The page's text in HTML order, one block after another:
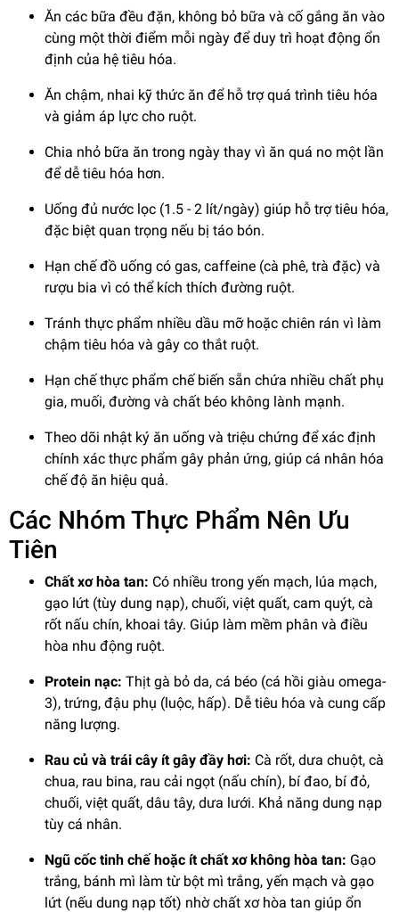
Ăn các bữa đều đặn, không bỏ bữa và cố gắng ăn vào
cùng một thời điểm mỗi ngày để duy trì hoạt động ổn
định của hệ tiêu hóa.
Ăn chậm, nhai kỹ thức ăn để hỗ trợ quá trình tiêu hóa
và giảm áp lực cho ruột.
Chia nhỏ bữa ăn trong ngày thay vì ăn quá no một lần
để dễ tiêu hóa hơn.
Uống đủ nước lọc (1.5 - 2 lít/ngày) giúp hỗ trợ tiêu hóa,
đặc biệt quan trọng nếu bị táo bón.
Hạn chế đồ uống có gas, caffeine (cà phê, trà đặc) và
rượu bia vì có thể kích thích đường ruột.
Tránh thực phẩm nhiều dầu mỡ hoặc chiên rán vì làm
chậm tiêu hóa và gây co thắt ruột.
Hạn chế thực phẩm chế biến sẵn chứa nhiều chất phụ
gia, muối, đường và chất béo không lành mạnh.
Theo dõi nhật ký ăn uống và triệu chứng để xác định
chính xác thực phẩm gây phản ứng, giúp cá nhân hóa
chế độ ăn hiệu quả.
Các Nhóm Thực Phẩm Nên Ưu
Tiên
Chất xơ hòa tan: Có nhiều trong yến mạch, lúa mạch,
gạo lứt (tùy dung nạp), chuối, việt quất, cam quýt, cà
rốt nấu chín, khoai tây. Giúp làm mềm phân và điều
hòa nhu động ruột.
Protein nạc: Thịt gà bỏ da, cá béo (cá hồi giàu omega-
3), trứng, đậu phụ (luộc, hấp). Dễ tiêu hóa và cung cấp
năng lượng.
Rau củ và trái cây ít gây đầy hơi: Cà rốt, dưa chuột, cà
chua, rau bina, rau cải ngọt (nấu chín), bí đao, bí đỏ,
chuối, việt quất, dâu tây, dưa lưới. Khả năng dung nạp
tùy cá nhân.
Ngũ cốc tinh chế hoặc ít chất xơ không hòa tan: Gạo
trắng, bánh mì làm từ bột mì trắng, yến mạch và gạo
lứt (nếu dung nạp tốt) nhờ chất xơ hòa tan giúp ổn